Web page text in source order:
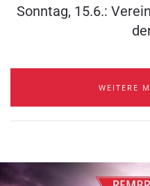
Sonntag, 15.6.:
WEITERE